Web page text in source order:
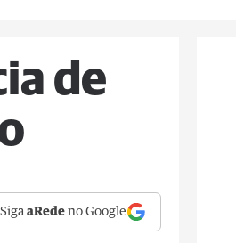
de
SigaaRede no Google